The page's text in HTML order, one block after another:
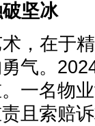
坚冰
，在于
气。
一名物
且索赔